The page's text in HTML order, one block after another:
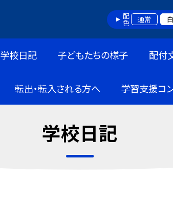
配色 通常
学校日記 子どもたちの様子 配付
転出・転入される方へ 学習支援コ
学校日記